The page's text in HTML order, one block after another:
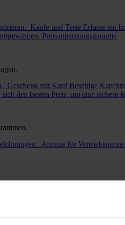
Kaufe und Teste Erfasse ein
Preisanpassungsgarantie
Geschenk mit Kauf Beseitige
sich den besten Preis, um eine sichere
Anreize für